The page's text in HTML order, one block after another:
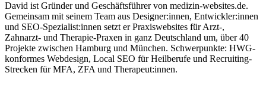
David ist Gründer und Geschäftsführer von medizin-websites.de.
Gemeinsam mit seinem Team aus Designer:innen, Entwickler:innen
und SEO-Spezialist:innen setzt er Praxiswebsites für Arzt-,
Zahnarzt- und Therapie-Praxen in ganz Deutschland um, über 40
Projekte zwischen Hamburg und München. Schwerpunkte: HWG-
konformes Webdesign, Local SEO für Heilberufe und Recruiting-
Strecken für MFA, ZFA und Therapeut:innen.